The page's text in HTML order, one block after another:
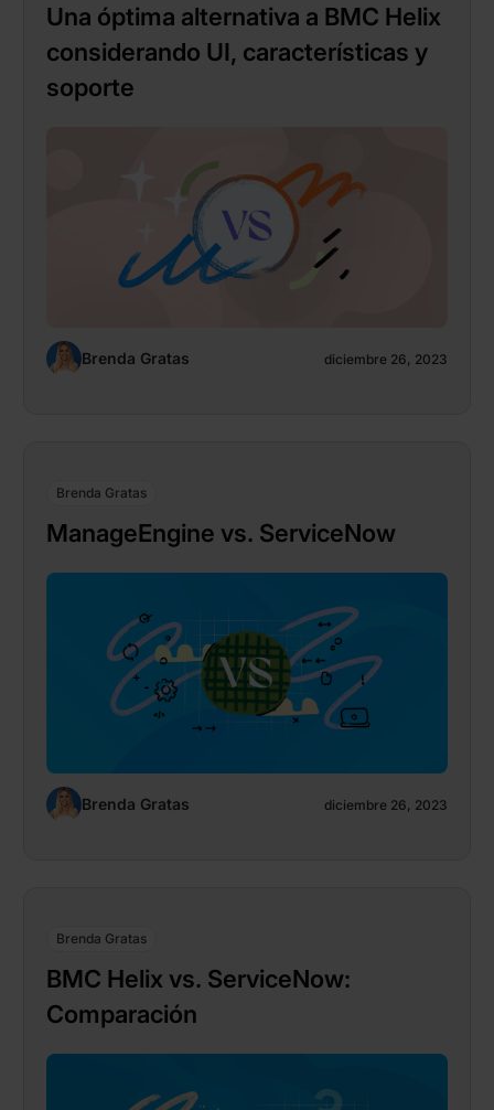
Una óptima alternativa a BMC Helix
considerando UI, características y
soporte
Brenda Gratas diciembre 26, 2023
Brenda Gratas
ManageEngine vs. ServiceNow
Brenda Gratas diciembre 26, 2023
Brenda Gratas
BMC Helix vs. ServiceNow:
Comparación